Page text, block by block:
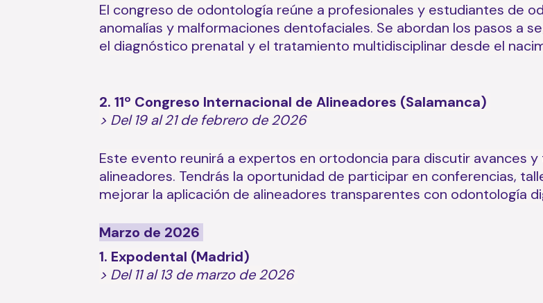
El congreso de odontología reúne a profesionales y estudiantes de
anomalías y malformaciones dentofaciales. Se abordan los pasos a
el diagnóstico prenatal y el tratamiento multidisciplinar desde el
2. 11º Congreso Internacional de Alineadores (Salamanca)
> Del 19 al 21 de febrero de 2026
Este evento reunirá a expertos en ortodoncia para discutir avances
alineadores. Tendrás la oportunidad de participar en conferencias,
mejorar la aplicación de alineadores transparentes con odontología
Marzo de 2026
1. Expodental (Madrid)
> Del 11 al 13 de marzo de 2026